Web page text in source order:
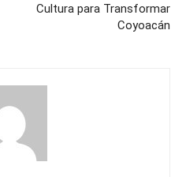
Cultura para Transformar
Coyoacán